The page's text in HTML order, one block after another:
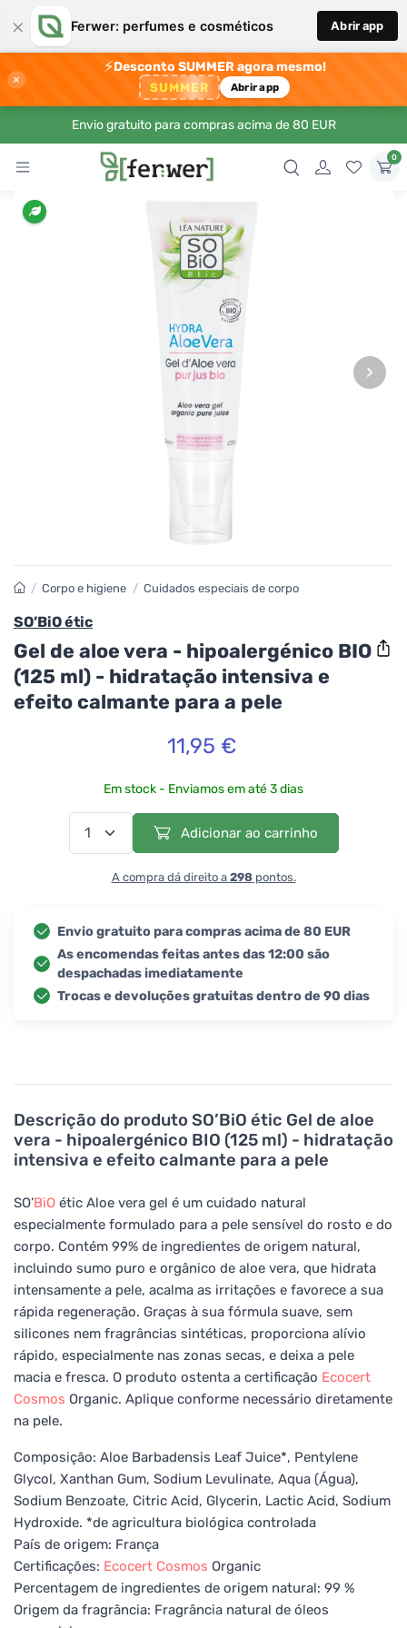
× Ferwer: perfumes e cosméticos Abrir app
×
⚡Desconto SUMMER agora mesmo!
SUMMER Abrir app
Envio gratuito para compras acima de 80 EUR
0
›
Descrição do produto SO’BiO étic Gel de aloe
vera - hipoalergénico BIO (125 ml) - hidratação
intensiva e efeito calmante para a pele
SO’BiO étic Aloe vera gel é um cuidado natural
especialmente formulado para a pele sensível do rosto e do
corpo. Contém 99% de ingredientes de origem natural,
incluindo sumo puro e orgânico de aloe vera, que hidrata
intensamente a pele, acalma as irritações e favorece a sua
rápida regeneração. Graças à sua fórmula suave, sem
silicones nem fragrâncias sintéticas, proporciona alívio
rápido, especialmente nas zonas secas, e deixa a pele
macia e fresca. O produto ostenta a certificação Ecocert
Cosmos Organic. Aplique conforme necessário diretamente
na pele.
Composição: Aloe Barbadensis Leaf Juice*, Pentylene
Glycol, Xanthan Gum, Sodium Levulinate, Aqua (Água),
Sodium Benzoate, Citric Acid, Glycerin, Lactic Acid, Sodium
Hydroxide. *de agricultura biológica controlada
País de origem: França
Certificações: Ecocert Cosmos Organic
Percentagem de ingredientes de origem natural: 99 %
Origem da fragrância: Fragrância natural de óleos
/ Corpo e higiene / Cuidados especiais de corpo
SO’BiO étic
Gel de aloe vera - hipoalergénico BIO
(125 ml) - hidratação intensiva e
efeito calmante para a pele
11,95 €
Em stock - Enviamos em até 3 dias
Adicionar ao carrinho
A compra dá direito a 298pontos.
Envio gratuito para compras acima de 80 EUR
As encomendas feitas antes das 12:00 são
despachadas imediatamente
Trocas e devoluções gratuitas dentro de 90 dias